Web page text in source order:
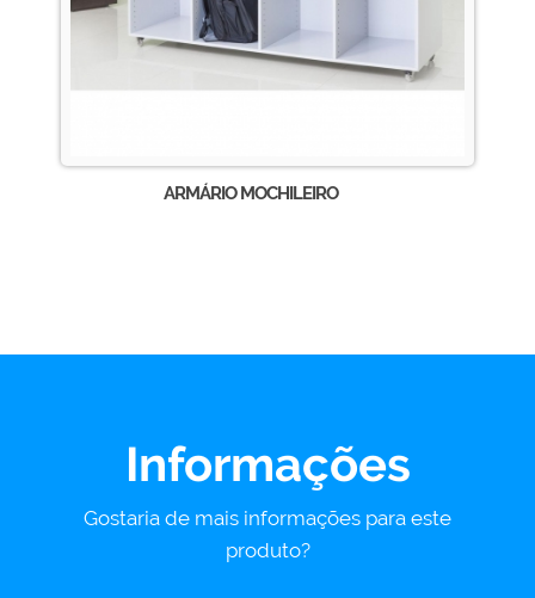
ARMÁRIO MOCHILEIRO
Informações
Gostaria de mais informações para este
produto?